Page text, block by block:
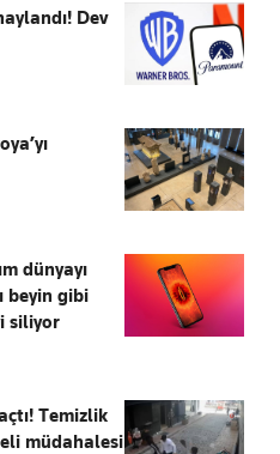
Dev
dünyayı
beyin gibi
siliyor
Temizlik
müdahalesi